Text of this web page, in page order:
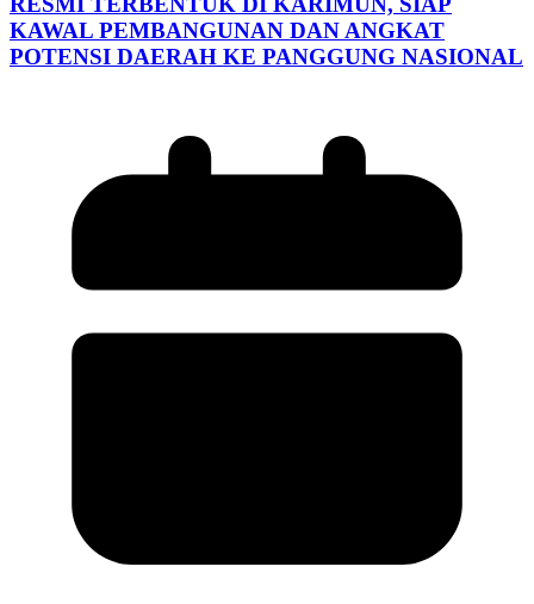
KAWAL PEMBANGUNAN DAN ANGKAT
POTENSI DAERAH KE PANGGUNG NASIONAL